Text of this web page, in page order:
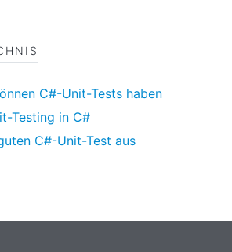
C#-Unit-Tests haben
Testing in C#
C#-Unit-Test aus